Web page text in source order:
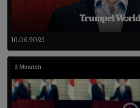
16.06.2025
3 Minuten